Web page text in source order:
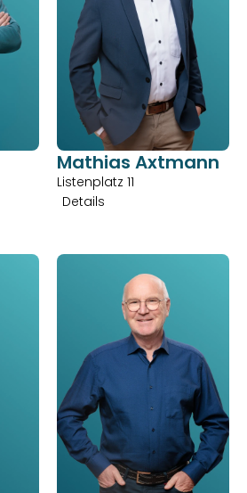
Mathias Axtmann
Listenplatz 11
Details